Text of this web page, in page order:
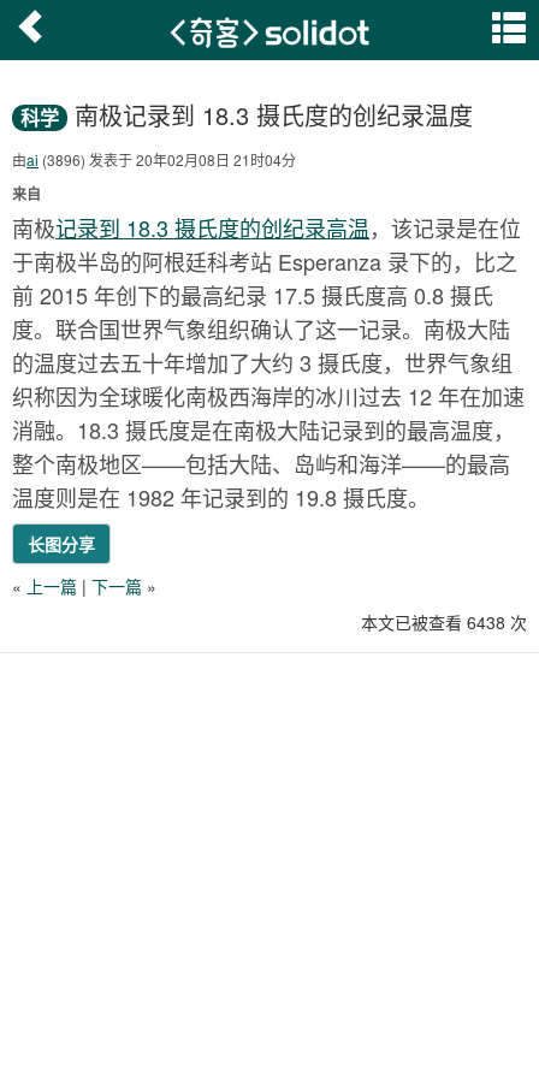
科学 南极记录到 18.3 摄氏度的创纪录温度
由ai (3896) 发表于 20年02月08日 21时04分
来自
南极记录到 18.3 摄氏度的创纪录高温，该记录是在位
于南极半岛的阿根廷科考站 Esperanza 录下的，比之
前 2015 年创下的最高纪录 17.5 摄氏度高 0.8 摄氏
度。联合国世界气象组织确认了这一记录。南极大陆
的温度过去五十年增加了大约 3 摄氏度，世界气象组
织称因为全球暖化南极西海岸的冰川过去 12 年在加速
消融。18.3 摄氏度是在南极大陆记录到的最高温度，
整个南极地区——包括大陆、岛屿和海洋——的最高
温度则是在 1982 年记录到的 19.8 摄氏度。
长图分享
« 上一篇 | 下一篇 »
本文已被查看 6438 次